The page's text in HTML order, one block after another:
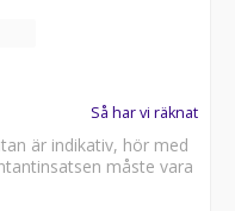
Så har vi räknat
är indikativ, hör med
måste vara